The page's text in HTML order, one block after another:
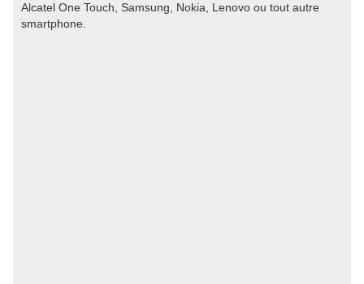
Alcatel One Touch, Samsung, Nokia, Lenovo ou tout autre
smartphone.